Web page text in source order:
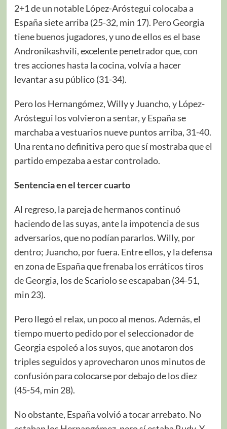
2+1 de un notable López-Aróstegui colocaba a
España siete arriba (25-32, min 17). Pero Georgia
tiene buenos jugadores, y uno de ellos es el base
Andronikashvili, excelente penetrador que, con
tres acciones hasta la cocina, volvía a hacer
levantar a su público (31-34).
Pero los Hernangómez, Willy y Juancho, y López-
Aróstegui los volvieron a sentar, y España se
marchaba a vestuarios nueve puntos arriba, 31-40.
Una renta no definitiva pero que sí mostraba que el
partido empezaba a estar controlado.
Sentencia en el tercer cuarto
Al regreso, la pareja de hermanos continuó
haciendo de las suyas, ante la impotencia de sus
adversarios, que no podían pararlos. Willy, por
dentro; Juancho, por fuera. Entre ellos, y la defensa
en zona de España que frenaba los erráticos tiros
de Georgia, los de Scariolo se escapaban (34-51,
min 23).
Pero llegó el relax, un poco al menos. Además, el
tiempo muerto pedido por el seleccionador de
Georgia espoleó a los suyos, que anotaron dos
triples seguidos y aprovecharon unos minutos de
confusión para colocarse por debajo de los diez
(45-54, min 28).
No obstante, España volvió a tocar arrebato. No